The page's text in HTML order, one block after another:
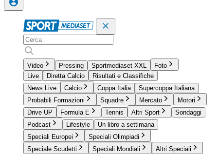
Video Pressing Sportmediaset XXL
Foto
Live
Diretta Calcio
Risultati e Classifiche
News Live
Calcio Coppa Italia
Supercoppa Italiana
Probabili Formazioni
Squadre Mercato
Motori
Drive UP
Formula E Tennis Altri Sport
Sondaggi
Podcast
Lifestyle
Un libro a settimana
Speciali Europei
Speciali Olimpiadi
Speciale Scudetti
Speciali Mondiali Altri Speciali